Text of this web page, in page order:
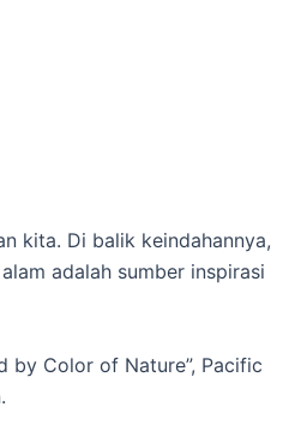
kita. Di balik keindahannya,
adalah sumber inspirasi
by Color of Nature”, Pacific